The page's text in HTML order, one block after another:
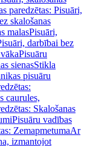
paredzētas: Pisuāri,
skalošanas
malasPisuāri,
darbībai bez
Pisuāru
sienasStikla
pisuāru
caurules,
Skalošanas
Pisuāru vadības
ZemapmetumaAr
izmantojot